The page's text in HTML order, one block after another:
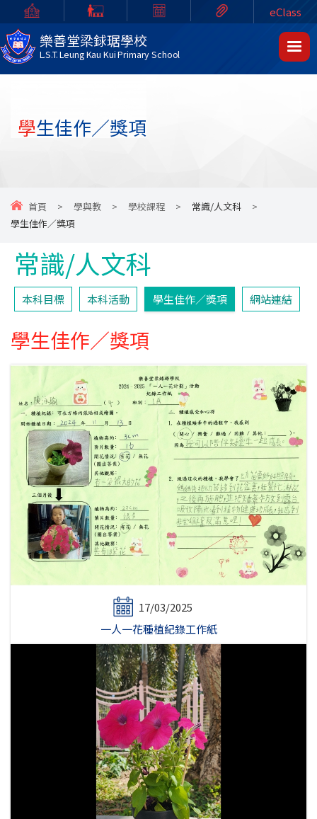
樂善堂梁銶琚學校
L.S.T. Leung Kau Kui Primary School
eClass
學生佳作／獎項
首頁 > 學與教 > 學校課程 > 常識/人文科
>
學生佳作／獎項
常識/人文科
本科目標 本科活動 學生佳作／獎項 網站連結
學生佳作／獎項
17/03/2025
一人一花種植紀錄工作紙